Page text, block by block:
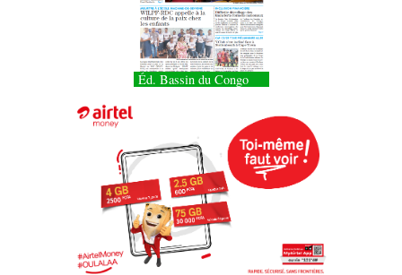
Éd. Bassin du Congo